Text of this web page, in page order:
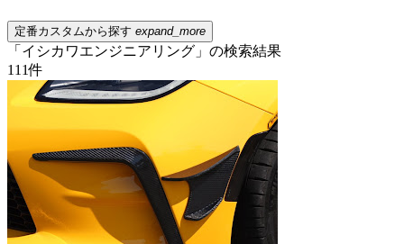
定番カスタムから探す expand_more
「イシカワエンジニアリング」の検索結果
111件